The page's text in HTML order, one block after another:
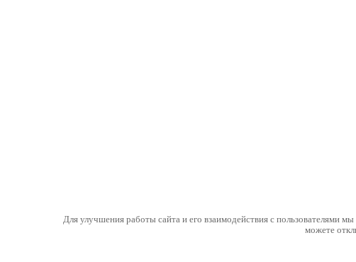
Для улучшения работы сайта и его взаимодействия с пользователями
можете